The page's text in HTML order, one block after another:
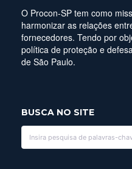
O Procon-SP tem como
harmonizar as relações
fornecedores. Tendo por
política de proteção e
de São Paulo.
BUSCA NO SITE